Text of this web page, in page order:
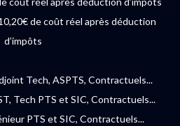
de coût réel après déduction
d’impôts
Tech, ASPTS, Contractuels...
Tech PTS et SIC, Contractuels...
PTS et SIC, Contractuels...